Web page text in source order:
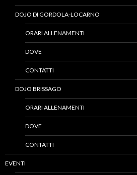
DOJO DI GORDOLA-LOCARNO
ORARI ALLENAMENTI
DOVE
CONTATTI
DOJO BRISSAGO
ORARI ALLENAMENTI
DOVE
CONTATTI
EVENTI